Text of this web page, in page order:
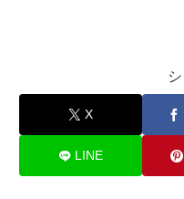
X
LINE